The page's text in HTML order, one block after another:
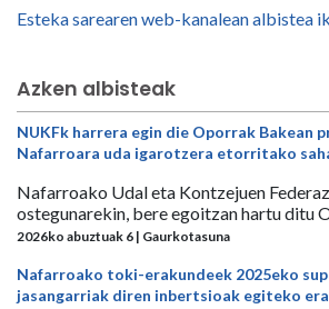
Esteka sarearen web-kanalean albistea
Azken albisteak
NUKFk harrera egin die Oporrak Bakean
Nafarroara uda igarotzera etorritako
Nafarroako Udal eta Kontzejuen
ostegunarekin, bere egoitzan hartu ditu
2026ko abuztuak 6 | Gaurkotasuna
Nafarroako toki-erakundeek 2025eko
jasangarriak diren inbertsioak egiteko